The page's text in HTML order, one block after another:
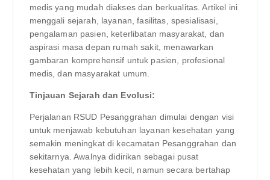
medis yang mudah diakses dan berkualitas. Artikel ini
menggali sejarah, layanan, fasilitas, spesialisasi,
pengalaman pasien, keterlibatan masyarakat, dan
aspirasi masa depan rumah sakit, menawarkan
gambaran komprehensif untuk pasien, profesional
medis, dan masyarakat umum.
Tinjauan Sejarah dan Evolusi:
Perjalanan RSUD Pesanggrahan dimulai dengan visi
untuk menjawab kebutuhan layanan kesehatan yang
semakin meningkat di kecamatan Pesanggrahan dan
sekitarnya. Awalnya didirikan sebagai pusat
kesehatan yang lebih kecil, namun secara bertahap